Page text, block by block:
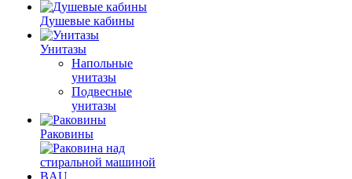
Душевые кабины
Унитазы
Напольные
унитазы
Подвесные
унитазы
Раковины